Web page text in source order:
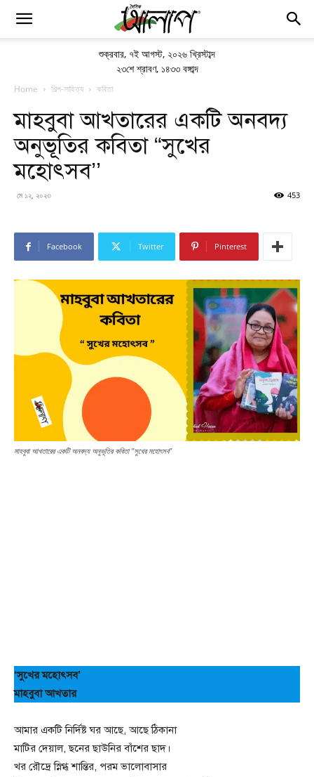
শুক্রবার, ৭ই আগস্ট, ২০২৬ খ্রিস্টাব্দ
২৩শে শ্রাবণ, ১৪৩৩ বঙ্গাব্দ
Home শিল্প-সাহিত্য কবিতা
মাহবুবা আখতারের একটি অনবদ্য
অনুভূতির কবিতা “সুখের
মহোৎসব’’
মে ১২, ২০২৩ 453
Facebook Twitter Pinterest
মাহবুবা আখতারের একটি অনবদ্য অনুভূতির কবিতা “সুখের মহোৎসব’’
‘সুখের মহোৎসব’
মাহবুবা আখতার
আমার একটি নির্দিষ্ট ঘর আছে, আছে ঠিকানা
মাটির দেয়াল, ছনের ছাউনির বাঁশের ছাদ।
খর রৌদ্রে স্নিগ্ধ শান্তির, পরম ভালোবাসার